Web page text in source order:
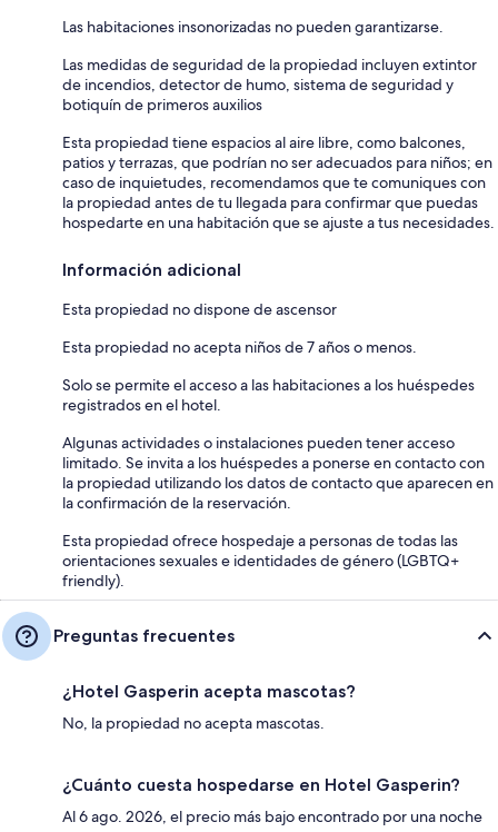
Las habitaciones insonorizadas no pueden garantizarse.
Las medidas de seguridad de la propiedad incluyen extintor
de incendios, detector de humo, sistema de seguridad y
botiquín de primeros auxilios
Esta propiedad tiene espacios al aire libre, como balcones,
patios y terrazas, que podrían no ser adecuados para niños; en
caso de inquietudes, recomendamos que te comuniques con
la propiedad antes de tu llegada para confirmar que puedas
hospedarte en una habitación que se ajuste a tus necesidades.
Información adicional
Esta propiedad no dispone de ascensor
Esta propiedad no acepta niños de 7 años o menos.
Solo se permite el acceso a las habitaciones a los huéspedes
registrados en el hotel.
Algunas actividades o instalaciones pueden tener acceso
limitado. Se invita a los huéspedes a ponerse en contacto con
la propiedad utilizando los datos de contacto que aparecen en
la confirmación de la reservación.
Esta propiedad ofrece hospedaje a personas de todas las
orientaciones sexuales e identidades de género (LGBTQ+
friendly).
Preguntas frecuentes
¿Hotel Gasperin acepta mascotas?
No, la propiedad no acepta mascotas.
¿Cuánto cuesta hospedarse en Hotel Gasperin?
Al 6 ago. 2026, el precio más bajo encontrado por una noche